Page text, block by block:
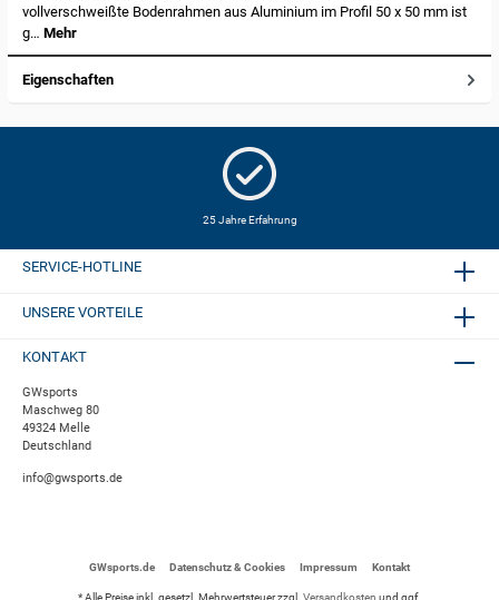
vollverschweißte Bodenrahmen aus Aluminium im Profil 50 x 50 mm ist
g… Mehr
Eigenschaften
25 Jahre Erfahrung
SERVICE-HOTLINE
UNSERE VORTEILE
KONTAKT
GWsports
Maschweg 80
49324 Melle
Deutschland
info@gwsports.de
GWsports.de Datenschutz & Cookies Impressum Kontakt
* Alle Preise inkl. gesetzl. Mehrwertsteuer zzgl. Versandkosten und ggf.